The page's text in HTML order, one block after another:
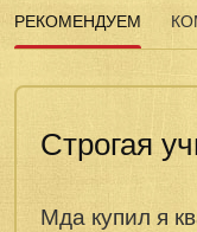
РЕКОМЕНДУЕМ
Строгая
Мда купил я